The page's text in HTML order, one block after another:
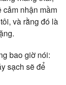
nhận mầm
và rằng đó là
bao giờ nói:
sạch sẽ để